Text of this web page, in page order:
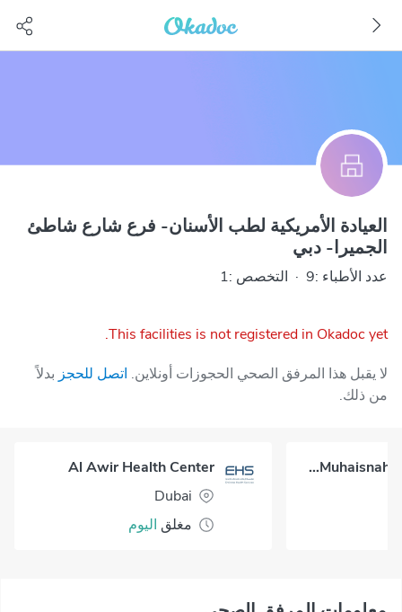
العيادة الأمريكية لطب الأسنان- فرع شارع شاطئ
الجميرا- دبي
عدد الأطباء :9 · التخصص :1
This facilities is not registered in Okadoc yet.
لا يقبل هذا المرفق الصحي الحجوزات أونلاين. اتصل للحجز بدلاً
من ذلك.
Al Awir Health Center
Dubai
مغلق اليوم
Al Muhaisnah Health Center